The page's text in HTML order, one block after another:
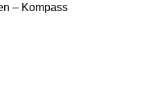
– Kompass